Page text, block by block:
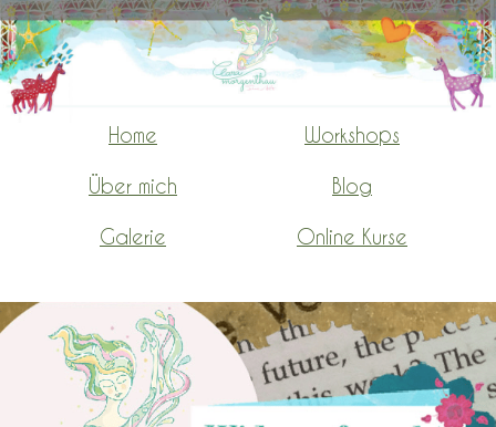
Home Workshops
Über mich Blog
Galerie Online Kurse